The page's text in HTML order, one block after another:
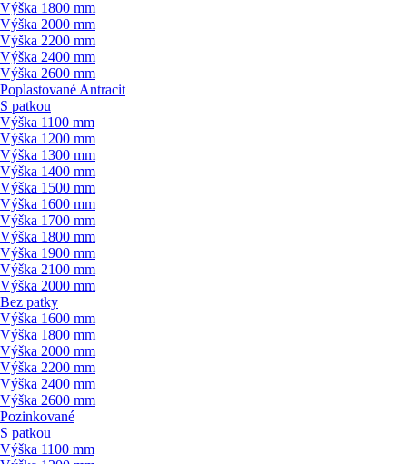
Výška 1800 mm
Výška 2000 mm
Výška 2200 mm
Výška 2400 mm
Výška 2600 mm
Poplastované Antracit
S patkou
Výška 1100 mm
Výška 1200 mm
Výška 1300 mm
Výška 1400 mm
Výška 1500 mm
Výška 1600 mm
Výška 1700 mm
Výška 1800 mm
Výška 1900 mm
Výška 2100 mm
Výška 2000 mm
Bez patky
Výška 1600 mm
Výška 1800 mm
Výška 2000 mm
Výška 2200 mm
Výška 2400 mm
Výška 2600 mm
Pozinkované
S patkou
Výška 1100 mm